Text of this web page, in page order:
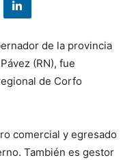
de la provincia
(RN), fue
de Corfo
comercial y egresado
También es gestor